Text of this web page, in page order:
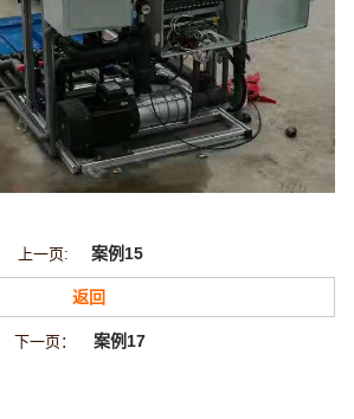
上一页: 案例15
返回
下一页： 案例17